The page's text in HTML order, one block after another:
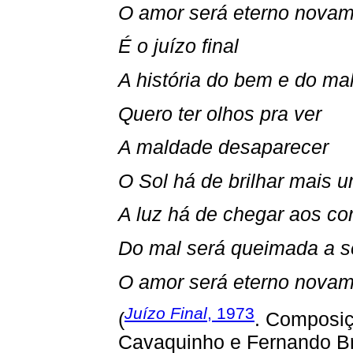
O amor será eterno
É o juízo final
A história do bem e do
Quero ter olhos pra ver
A maldade desaparecer
O Sol há de brilhar mais
A luz há de chegar aos
Do mal será queimada a
O amor será eterno
(Juízo Final, 1973.
Cavaquinho e Fernando